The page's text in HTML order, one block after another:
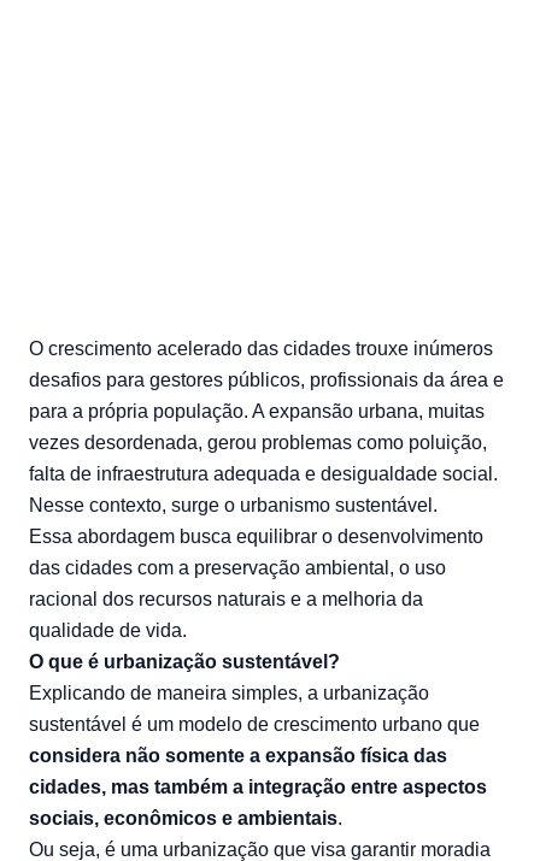
O crescimento acelerado das cidades trouxe inúmeros
desafios para gestores públicos, profissionais da área e
para a própria população. A expansão urbana, muitas
vezes desordenada, gerou problemas como poluição,
falta de infraestrutura adequada e desigualdade social.
Nesse contexto, surge o urbanismo sustentável.
Essa abordagem busca equilibrar o desenvolvimento
das cidades com a preservação ambiental, o uso
racional dos recursos naturais e a melhoria da
qualidade de vida.
O que é urbanização sustentável?
Explicando de maneira simples, a urbanização
sustentável é um modelo de crescimento urbano que
considera não somente a expansão física das
cidades, mas também a integração entre aspectos
sociais, econômicos e ambientais.
Ou seja, é uma urbanização que visa garantir moradia